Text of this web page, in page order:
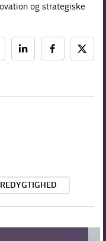
og strategiske